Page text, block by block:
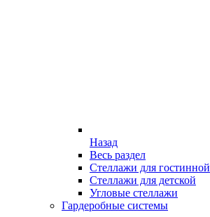
Назад
Весь раздел
Стеллажи для гостинной
Стеллажи для детской
Угловые стеллажи
Гардеробные системы